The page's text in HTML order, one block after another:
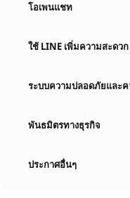
โอเพนแชท
ใช้ LINE เพิ่มความสะดวก
ระบบความปลอดภัยและ
พันธมิตรทางธุรกิจ
ประกาศอื่นๆ